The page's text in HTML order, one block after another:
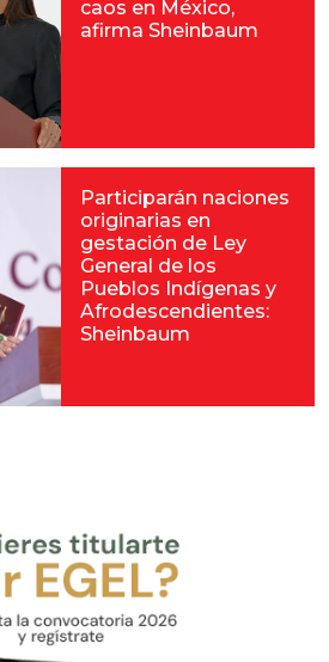
caos en México,
afirma Sheinbaum
Participarán naciones
originarias en
gestación de Ley
General de los
Pueblos Indígenas y
Afrodescendientes:
Sheinbaum